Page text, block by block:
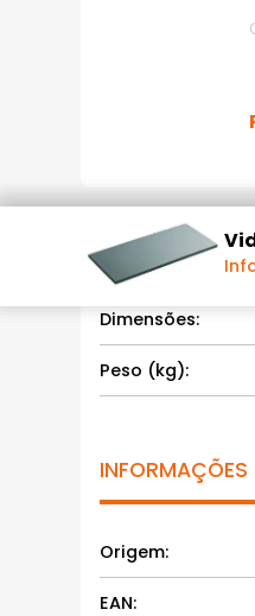
Dimensões:
Peso (kg):
INFORMAÇÕES
Origem:
EAN: